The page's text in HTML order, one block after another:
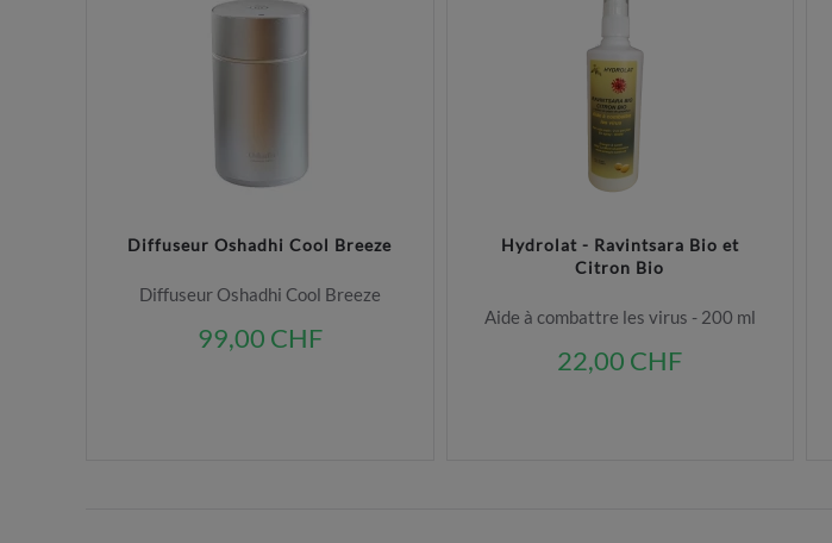
Diffuseur Oshadhi Cool Breeze
Diffuseur Oshadhi Cool Breeze
99,00 CHF
Hydrolat - Ravintsara Bio et
Citron Bio
Aide à combattre les virus - 200 ml
22,00 CHF